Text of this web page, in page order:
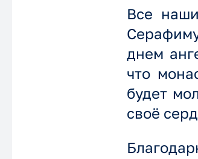
Все
днем
что
будет
своё